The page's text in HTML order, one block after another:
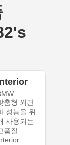
춤형 외관
성능을 위
사용되는
품질